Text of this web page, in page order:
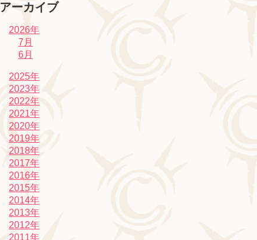
アーカイブ
2026年
7月
6月
2025年
2023年
2022年
2021年
2020年
2019年
2018年
2017年
2016年
2015年
2014年
2013年
2012年
2011年